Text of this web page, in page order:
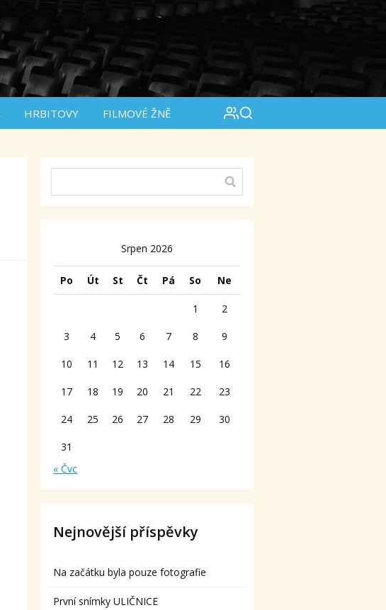
HRBITOVY FILMOVÉ ŽNĚ
Srpen 2026
Po Út St Čt Pá So Ne
1 2
3 4 5 6 7 8 9
10 11 12 13 14 15 16
17 18 19 20 21 22 23
24 25 26 27 28 29 30
31
« Čvc
Nejnovější příspěvky
Na začátku byla pouze fotografie
První snímky ULIČNICE